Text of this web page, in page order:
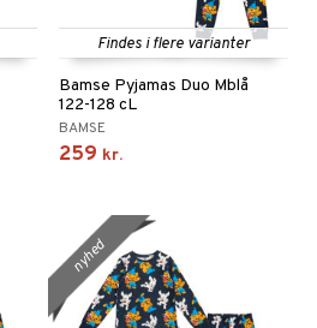
Findes i flere varianter
Bamse Pyjamas Duo Mblå
122-128 cL
BAMSE
259 kr.
nyhed